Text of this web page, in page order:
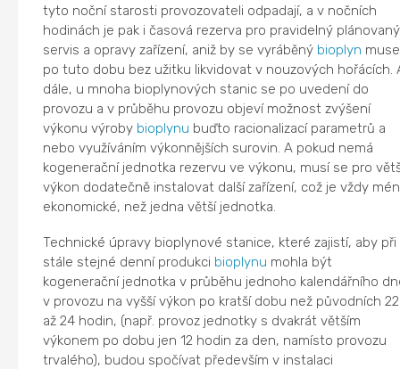
tyto noční starosti provozovateli odpadají, a v nočních
hodinách je pak i časová rezerva pro pravidelný plánovaný
servis a opravy zařízení, aniž by se vyráběný bioplyn
po tuto dobu bez užitku likvidovat v nouzových hořácích.
dále, u mnoha bioplynových stanic se po uvedení do
provozu a v průběhu provozu objeví možnost zvýšení
výkonu výroby bioplynu buďto racionalizací parametrů a
nebo využíváním výkonnějších surovin. A pokud nemá
kogenerační jednotka rezervu ve výkonu, musí se pro
výkon dodatečně instalovat další zařízení, což je vždy
ekonomické, než jedna větší jednotka.
Technické úpravy bioplynové stanice, které zajistí, aby při
stále stejné denní produkci bioplynu mohla být
kogenerační jednotka v průběhu jednoho kalendářního
v provozu na vyšší výkon po kratší dobu než původních 22
až 24 hodin, (např. provoz jednotky s dvakrát větším
výkonem po dobu jen 12 hodin za den, namísto provozu
trvalého), budou spočívat především v instalaci